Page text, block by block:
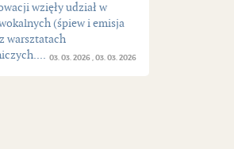
03. 03. 2026 03. 03. 2026
wzięły udział w
(śpiew i emisja
warsztatach